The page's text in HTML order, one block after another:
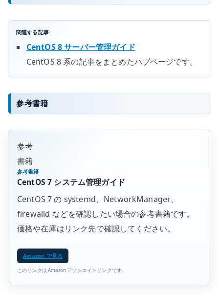
関連する記事
CentOS 8 サーバー管理ガイド
CentOS 8 系の記事をまとめたハブページです。
参考書籍
参考
書籍
参考書籍
CentOS 7 システム管理ガイド
CentOS 7 の systemd、NetworkManager、
firewalld などを確認したい場合の参考書籍です。
価格や在庫はリンク先で確認してください。
Amazon で見る
このリンクは Amazon アソシエイトリンクです。